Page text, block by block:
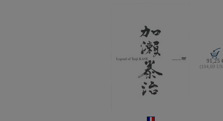
91,25
(104,69